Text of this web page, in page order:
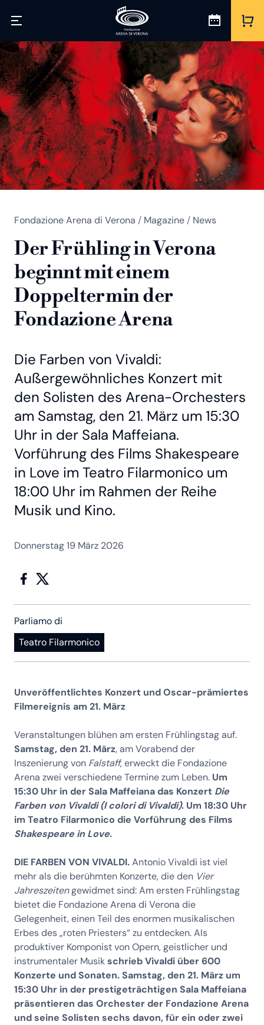
Fondazione Arena di Verona / Magazine/ News
Der Frühling in Verona
beginnt mit einem
Doppeltermin der
Fondazione Arena
Die Farben von Vivaldi:
Außergewöhnliches Konzert mit
den Solisten des Arena-Orchesters
am Samstag, den 21. März um 15:30
Uhr in der Sala Maffeiana.
Vorführung des Films Shakespeare
in Love im Teatro Filarmonico um
18:00 Uhr im Rahmen der Reihe
Musik und Kino.
Donnerstag 19 März 2026
Parliamo di
Teatro Filarmonico
Unveröffentlichtes Konzert und Oscar-prämiertes
Filmereignis am 21. März
Veranstaltungen blühen am ersten Frühlingstag auf.
Samstag, den 21. März, am Vorabend der
Inszenierung von Falstaff, erweckt die Fondazione
Arena zwei verschiedene Termine zum Leben. Um
15:30 Uhr in der Sala Maffeiana das Konzert Die
Farben von Vivaldi (I colori di Vivaldi). Um 18:30 Uhr
im Teatro Filarmonico die Vorführung des Films
Shakespeare in Love.
DIE FARBEN VON VIVALDI.Antonio Vivaldi ist viel
mehr als die berühmten Konzerte, die den Vier
Jahreszeitengewidmet sind: Am ersten Frühlingstag
bietet die Fondazione Arena di Verona die
Gelegenheit, einen Teil des enormen musikalischen
Erbes des „roten Priesters“ zu entdecken. Als
produktiver Komponist von Opern, geistlicher und
instrumentaler Musikschrieb Vivaldi über 600
Konzerte und Sonaten. Samstag, den 21. März um
15:30 Uhr in der prestigeträchtigen Sala Maffeiana
präsentieren das Orchester der Fondazione Arena
und seine Solisten sechs davon, für ein oder zwei